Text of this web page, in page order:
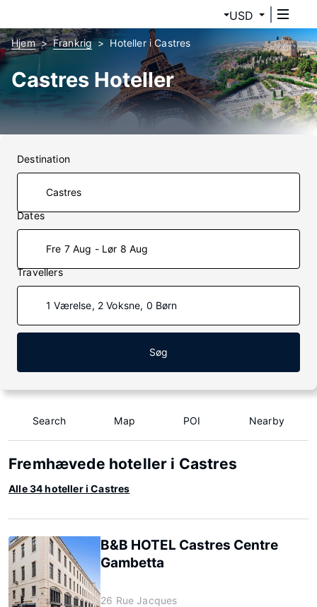
USD
Hjem Frankrig Hoteller i Castres
Castres Hoteller
Destination
Dates
Fre 7 Aug - Lør 8 Aug
Travellers
1 Værelse, 2 Voksne, 0 Børn
Søg
Search Map POI Nearby
Fremhævede hoteller i Castres
Alle 34 hoteller i Castres
B&B HOTEL Castres Centre
Gambetta
26 Rue Jacques